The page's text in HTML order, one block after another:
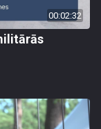
00:02:32